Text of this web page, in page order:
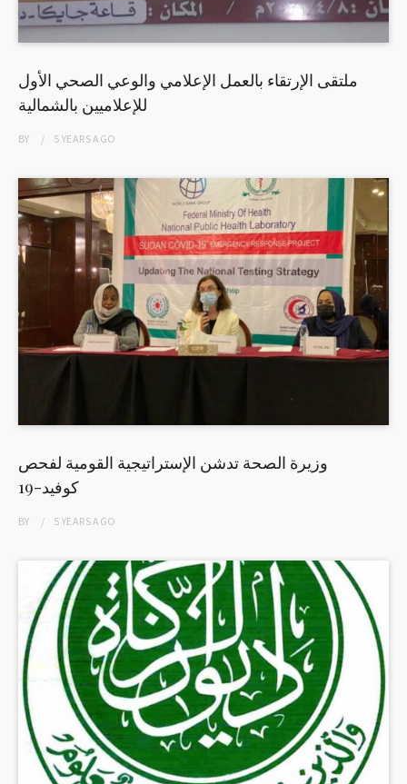
ملتقى الإرتقاء بالعمل الإعلامي والوعي الصحي الأول
للإعلاميين بالشمالية
BY 5 YEARSAGO
وزيرة الصحة تدشن الإستراتيجية القومية لفحص
كوفيد-19
BY 5 YEARSAGO